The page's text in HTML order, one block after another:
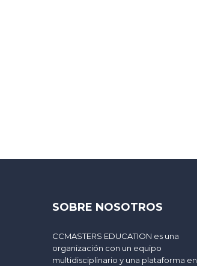
SOBRE NOSOTROS
CCMASTERS EDUCATION es una
organización con un equipo
multidisciplinario y una plataforma en